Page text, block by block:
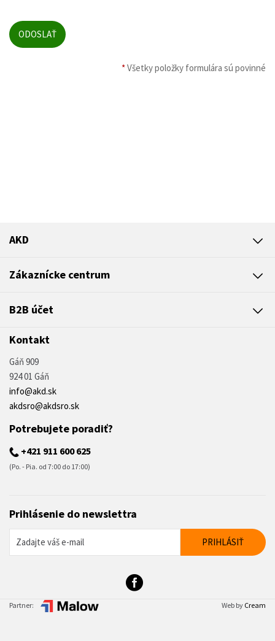
*Všetky položky formulára sú povinné
AKD
Zákaznícke centrum
B2B účet
Kontakt
Gáň 909
924 01 Gáň
info@akd.sk
akdsro@akdsro.sk
Potrebujete poradiť?
+421 911 600 625
(Po. - Pia. od 7:00 do 17:00)
Prihlásenie do newslettra
Partner: Web by Cream